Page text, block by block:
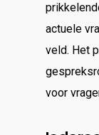
actuele
veld. Het
voor